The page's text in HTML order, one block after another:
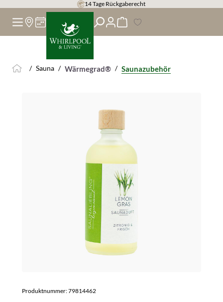
springen
14 Tage Rückgaberecht
/ Sauna / Wärmegrad® / Saunazubehör
Produktnummer:79814462